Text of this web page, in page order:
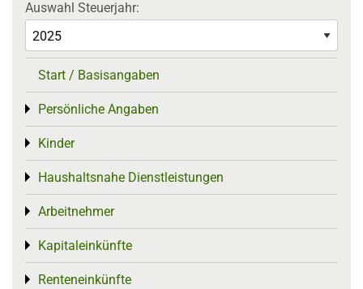
Auswahl Steuerjahr:
Start / Basisangaben
Persönliche Angaben
Toggle menu
Kinder
Toggle menu
Haushaltsnahe Dienstleistungen
Toggle menu
Arbeitnehmer
Toggle menu
Kapitaleinkünfte
Toggle menu
Renteneinkünfte
Toggle menu